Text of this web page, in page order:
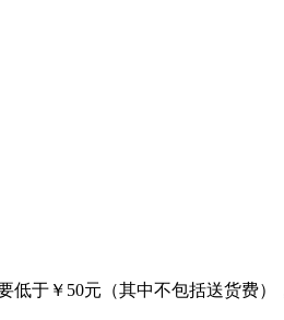
低于￥50元（其中不包括送货费）